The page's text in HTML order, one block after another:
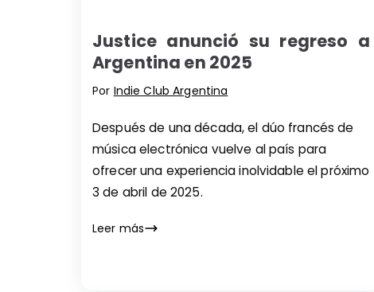
Justice anunció su regreso a
Argentina en 2025
Por Indie Club Argentina
Después de una década, el dúo francés de
música electrónica vuelve al país para
ofrecer una experiencia inolvidable el próximo
3 de abril de 2025.
Leer más